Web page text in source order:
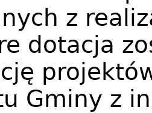
z
dotacja
Gminy z